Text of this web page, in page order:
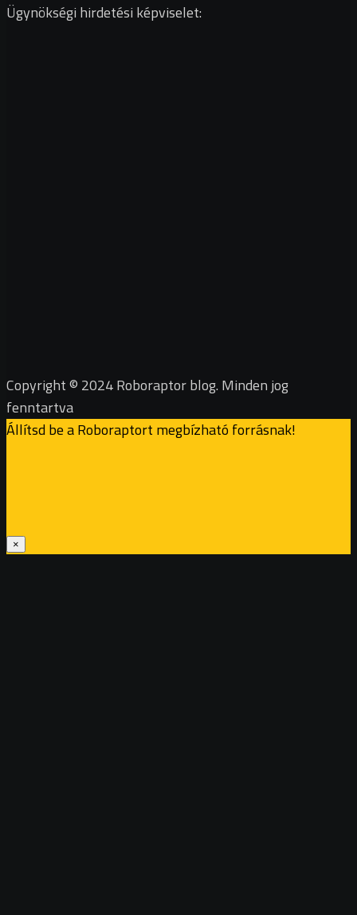
Ügynökségi hirdetési képviselet:
Copyright © 2024 Roboraptor blog. Minden jog
fenntartva
Állítsd be a Roboraptort megbízható forrásnak!
×